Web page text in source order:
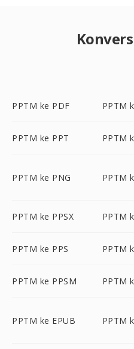
PPTM ke PDF PPTM
PPTM ke PPT PPTM
PPTM ke PNG PPTM
PPTM ke PPSX PPTM
PPTM ke PPS PPTM
PPTM ke PPSM PPTM
PPTM ke EPUB PPTM